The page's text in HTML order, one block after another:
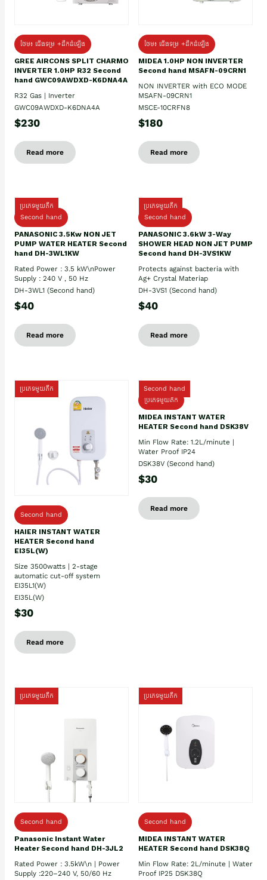
ថែម៖ ជើងទម្រ +ដឹកដំឡើង
GREE AIRCONS SPLIT CHARMO
INVERTER 1.0HP R32 Second
hand GWC09AWDXD-K6DNA4A
R32 Gas | Inverter
GWC09AWDXD-K6DNA4A
$230
Read more
ថែម៖ ជើងទម្រ +ដឹកដំឡើង
MIDEA 1.0HP NON INVERTER
Second hand MSAFN-09CRN1
NON INVERTER with ECO MODE
MSAFN-09CRN1
MSCE-10CRFN8
$180
Read more
ប្រភេទមួយតឹក
Second hand
PANASONIC 3.5Kw NON JET
PUMP WATER HEATER Second
hand DH-3WL1KW
Rated Power : 3.5 kW\nPower
Supply : 240 V , 50 Hz
DH-3WL1 (Second hand)
$40
Read more
ប្រភេទមួយតឹក
Second hand
PANASONIC 3.6kW 3-Way
SHOWER HEAD NON JET PUMP
Second hand DH-3VS1KW
Protects against bacteria with
Ag+ Crystal Materiap
DH-3VS1 (Second hand)
$40
Read more
ប្រភេទមួយតឹក
Second hand
HAIER INSTANT WATER
HEATER Second hand
EI35L(W)
Size 3500watts | 2-stage
automatic cut-off system
EI35L1(W)
EI35L(W)
$30
Read more
Second hand
ប្រភេទមួយតឹក
MIDEA INSTANT WATER
HEATER Second hand DSK38V
Min Flow Rate: 1.2L/minute |
Water Proof IP24
DSK38V (Second hand)
$30
Read more
ប្រភេទមួយតឹក
Second hand
Panasonic Instant Water
Heater Second hand DH-3JL2
Rated Power : 3.5kW\n | Power
Supply :220–240 V, 50/60 Hz
ប្រភេទមួយតឹក
Second hand
MIDEA INSTANT WATER
HEATER Second hand DSK38Q
Min Flow Rate: 2L/minute | Water
Proof IP25 DSK38Q